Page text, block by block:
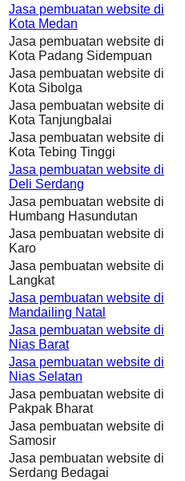
Jasa pembuatan website di
Kota Medan
Jasa pembuatan website di
Kota Padang Sidempuan
Jasa pembuatan website di
Kota Sibolga
Jasa pembuatan website di
Kota Tanjungbalai
Jasa pembuatan website di
Kota Tebing Tinggi
Jasa pembuatan website di
Deli Serdang
Jasa pembuatan website di
Humbang Hasundutan
Jasa pembuatan website di
Karo
Jasa pembuatan website di
Langkat
Jasa pembuatan website di
Mandailing Natal
Jasa pembuatan website di
Nias Barat
Jasa pembuatan website di
Nias Selatan
Jasa pembuatan website di
Pakpak Bharat
Jasa pembuatan website di
Samosir
Jasa pembuatan website di
Serdang Bedagai